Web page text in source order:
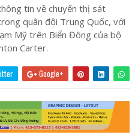
tin về chuyến thị sát
quân đội Trung Quốc, với
Mỹ trên Biển Đông của bộ
Carter.
Google+